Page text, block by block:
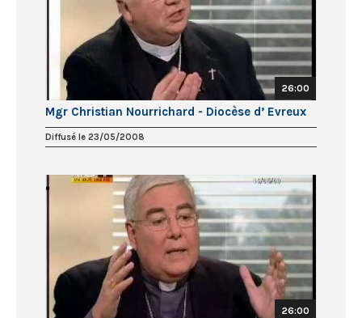
26:00
Mgr Christian Nourrichard - Diocèse d’ Evreux
Diffusé le 23/05/2008
26:00